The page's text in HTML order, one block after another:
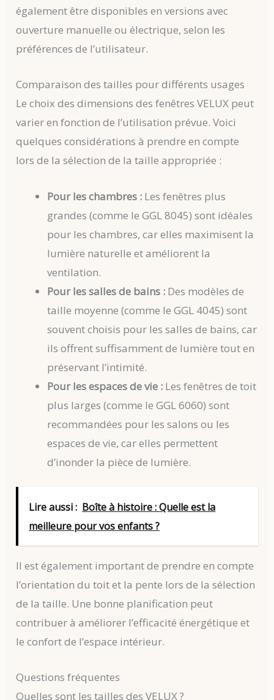
également être disponibles en versions avec
ouverture manuelle ou électrique, selon les
préférences de l’utilisateur.
Comparaison des tailles pour différents usages
Le choix des dimensions des fenêtres VELUX peut
varier en fonction de l’utilisation prévue. Voici
quelques considérations à prendre en compte
lors de la sélection de la taille appropriée :
Pour les chambres : Les fenêtres plus
grandes (comme le GGL 8045) sont idéales
pour les chambres, car elles maximisent la
lumière naturelle et améliorent la
ventilation.
Pour les salles de bains : Des modèles de
taille moyenne (comme le GGL 4045) sont
souvent choisis pour les salles de bains, car
ils offrent suffisamment de lumière tout en
préservant l’intimité.
Pour les espaces de vie : Les fenêtres de toit
plus larges (comme le GGL 6060) sont
recommandées pour les salons ou les
espaces de vie, car elles permettent
d’inonder la pièce de lumière.
Lire aussi : Boîte à histoire : Quelle est la
meilleure pour vos enfants ?
Il est également important de prendre en compte
l’orientation du toit et la pente lors de la sélection
de la taille. Une bonne planification peut
contribuer à améliorer l’efficacité énergétique et
le confort de l’espace intérieur.
Questions fréquentes
Quelles sont les tailles des VELUX ?